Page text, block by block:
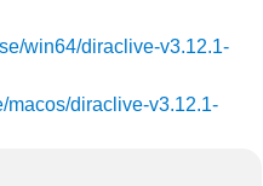
win64/diraclive-v3.12.1-
macos/diraclive-v3.12.1-